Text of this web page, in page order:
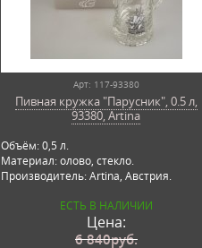
Арт: 117-93380
Пивная кружка "Парусник", 0.5 л,
93380, Artina
Объём: 0,5 л.
Материал: олово, стекло.
Производитель: Artina, Австрия.
ЕСТЬ В НАЛИЧИИ
Цена:
6 840руб.